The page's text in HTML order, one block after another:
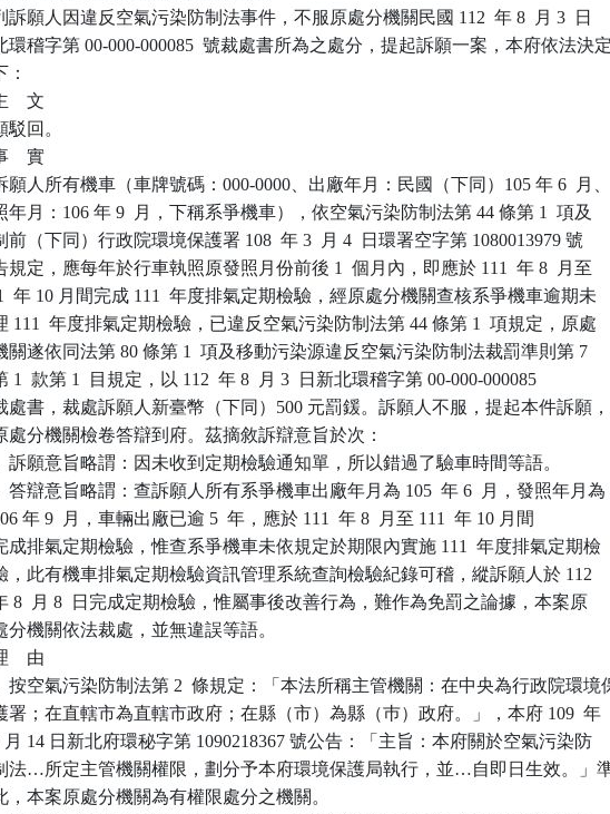
訴願人因違反空氣污染防制法事件，不服原處分機關民國 112  年 8  月 3  日
環稽字第 00-000-000085  號裁處書所為之處分，提起訴願一案，本府依法決定
：
文
駁回。
實
願人所有機車（車牌號碼：000-0000、出廠年月：民國（下同）105 年 6  月、
年月：106 年 9  月，下稱系爭機車），依空氣污染防制法第 44 條第 1  項及
前（下同）行政院環境保護署 108  年 3  月 4  日環署空字第 1080013979 號
規定，應每年於行車執照原發照月份前後 1  個月內，即應於 111  年 8  月至
年 10 月間完成 111  年度排氣定期檢驗，經原處分機關查核系爭機車逾期未
111  年度排氣定期檢驗，已違反空氣污染防制法第 44 條第 1  項規定，原處
關遂依同法第 80 條第 1  項及移動污染源違反空氣污染防制法裁罰準則第 7
1  款第 1  目規定，以 112  年 8  月 3  日新北環稽字第 00-000-000085
處書，裁處訴願人新臺幣（下同）500 元罰鍰。訴願人不服，提起本件訴願
處分機關檢卷答辯到府。茲摘敘訴辯意旨於次：
訴願意旨略謂：因未收到定期檢驗通知單，所以錯過了驗車時間等語。
答辯意旨略謂：查訴願人所有系爭機車出廠年月為 105  年 6  月，發照年月為
106 年 9  月，車輛出廠已逾 5  年，應於 111  年 8  月至 111  年 10 月間
完成排氣定期檢驗，惟查系爭機車未依規定於期限內實施 111  年度排氣定期檢
驗，此有機車排氣定期檢驗資訊管理系統查詢檢驗紀錄可稽，縱訴願人於 112
年 8  月 8  日完成定期檢驗，惟屬事後改善行為，難作為免罰之論據，本案原
處分機關依法裁處，並無違誤等語。
由
按空氣污染防制法第 2  條規定：「本法所稱主管機關：在中央為行政院環境
護署；在直轄市為直轄市政府；在縣（市）為縣（巿）政府。」，本府 109  年
2 月 14 日新北府環秘字第 1090218367 號公告：「主旨：本府關於空氣污染防
制法…所定主管機關權限，劃分予本府環境保護局執行，並…自即日生效。」
此，本案原處分機關為有權限處分之機關。